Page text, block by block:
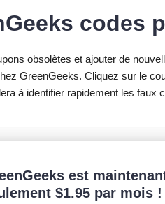
codes
obsolètes et ajouter de
GreenGeeks. Cliquez sur le
à identifier rapidement les faux
est
$1.95 par mois !